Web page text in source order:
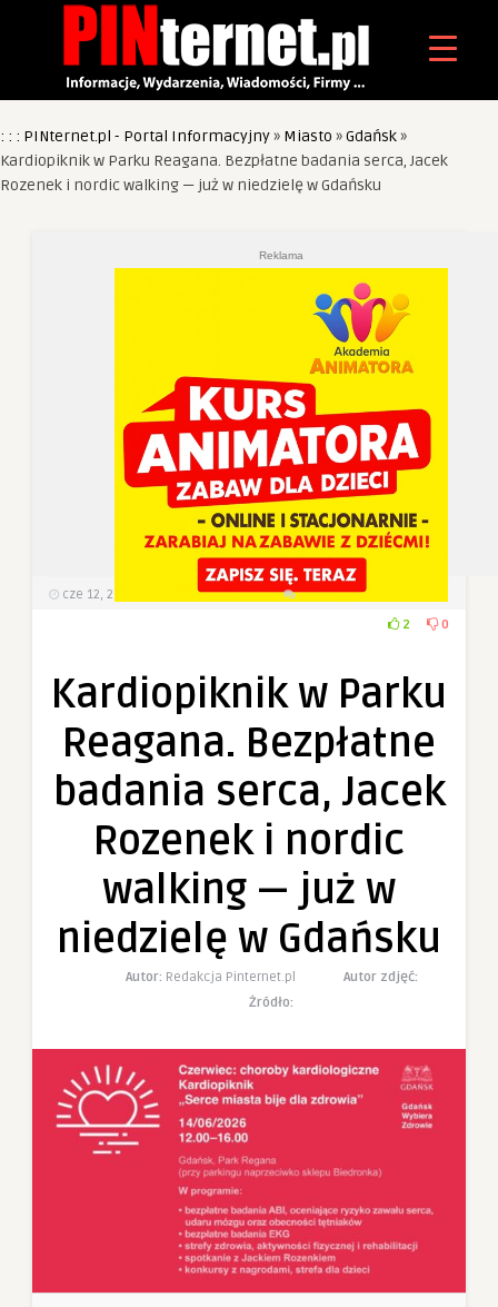
: : : PINternet.pl - Portal Informacyjny» Miasto »Gdańsk»
Kardiopiknik w Parku Reagana. Bezpłatne badania serca, Jacek
Rozenek i nordic walking — już w niedzielę w Gdańsku
Reklama
cze 12, 2026 Wyświetlenia 0 Komentarzy
2 0
Kardiopiknik w Parku
Reagana. Bezpłatne
badania serca, Jacek
Rozenek i nordic
walking — już w
niedzielę w Gdańsku
Autor: Redakcja Pinternet.pl
Autor zdjęć:
Żródło: